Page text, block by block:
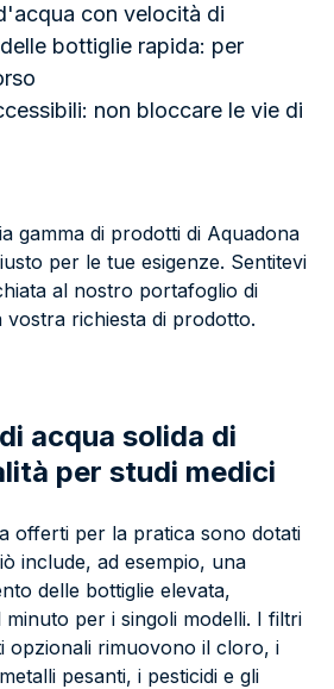
con velocità di
bottiglie rapida: per
non bloccare le vie di
gamma di prodotti di Aquadona
per le tue esigenze. Sentitevi
al nostro portafoglio di
vostra richiesta di prodotto.
acqua solida di
per studi medici
offerti per la pratica sono dotati
include, ad esempio, una
delle bottiglie elevata,
per i singoli modelli. I filtri
opzionali rimuovono il cloro, i
pesanti, i pesticidi e gli